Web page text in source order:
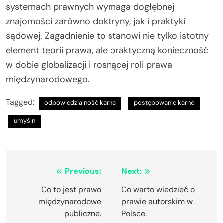
systemach prawnych wymaga dogłębnej
znajomości zarówno doktryny, jak i praktyki
sądowej. Zagadnienie to stanowi nie tylko istotny
element teorii prawa, ale praktyczną konieczność
w dobie globalizacji i rosnącej roli prawa
międzynarodowego.
Tagged: odpowiedzialność karna postępowanie karne
umyśln
Nawigacja
wpisu
Previous:
Co to jest prawo
międzynarodowe
publiczne.
Next:
Co warto wiedzieć o
prawie autorskim w
Polsce.